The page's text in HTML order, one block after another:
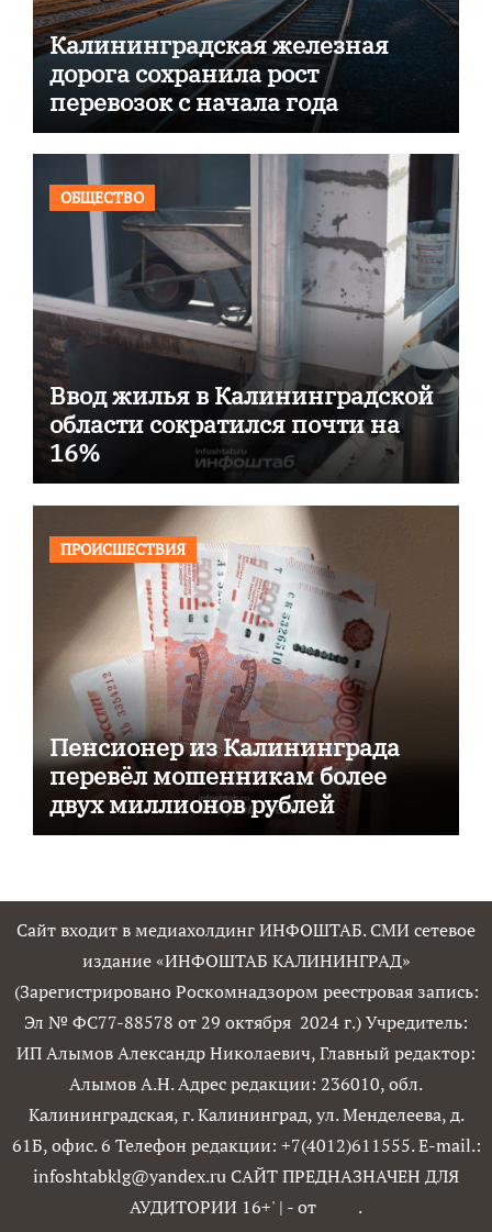
Калининградская железная
дорога сохранила рост
перевозок с начала года
ОБЩЕСТВО
Ввод жилья в Калининградской
области сократился почти на
16%
ПРОИСШЕСТВИЯ
Пенсионер из Калининграда
перевёл мошенникам более
двух миллионов рублей
Сайт входит в медиахолдинг ИНФОШТАБ. СМИ сетевое
издание «ИНФОШТАБ КАЛИНИНГРАД»
(Зарегистрировано Роскомнадзором реестровая запись:
Эл № ФС77-88578 от 29 октября 2024 г.) Учредитель:
ИП Алымов Александр Николаевич, Главный редактор:
Алымов А.Н. Адрес редакции: 236010, обл.
Калининградская, г. Калининград, ул. Менделеева, д.
61Б, офис. 6 Телефон редакции: +7(4012)611555. E-mail.:
infoshtabklg@yandex.ru САЙТ ПРЕДНАЗНАЧЕН ДЛЯ
АУДИТОРИИ 16+' | - от .